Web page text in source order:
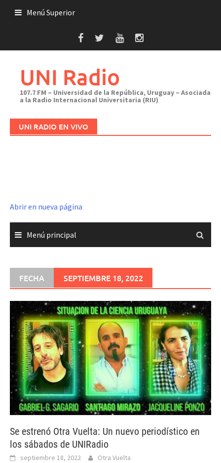
Menú Superior
UNI Radio
107.7 FM – Universidad de la República, Uruguay – Asociada
a la Radio Internacional Universitaria (RIU)
UNI RADIO EN VIVO
Abrir en nueva página
Menú principal
FECHA SEPTIEMBRE 18, 2022
Se estrenó Otra Vuelta: Un nuevo periodístico en
los sábados de UNIRadio
septiembre 18, 2022 Otra Vuelta